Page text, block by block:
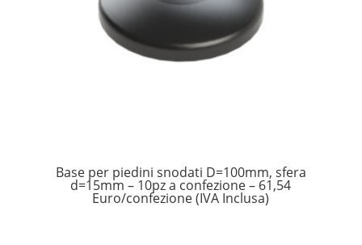
Base per piedini snodati D=100mm, sfera
d=15mm – 10pz a confezione – 61,54
Euro/confezione (IVA Inclusa)